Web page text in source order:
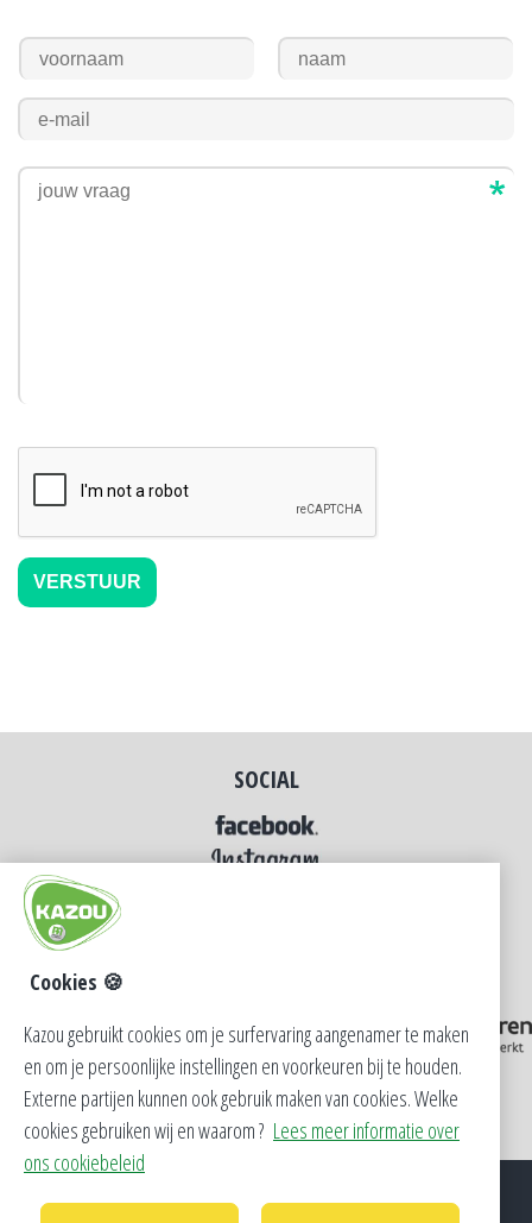
SOCIAL
Cookies 🍪
Kazou gebruikt cookies om je surfervaring aangenamer te maken
en om je persoonlijke instellingen en voorkeuren bij te houden.
Externe partijen kunnen ook gebruik maken van cookies. Welke
cookies gebruiken wij en waarom ? Lees meer informatie over
ons cookiebeleid